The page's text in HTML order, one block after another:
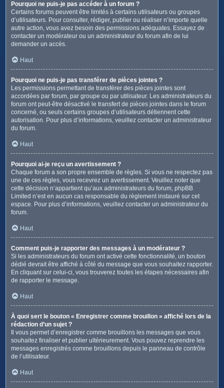
Pourquoi ne puis-je pas accéder à un forum ?
Certains forums peuvent être limités à certains utilisateurs ou groupes
d’utilisateurs. Pour consulter, rédiger, publier ou réaliser n’importe quelle
autre action, vous avez besoin des permissions adéquates. Essayez de
contacter un modérateur ou un administrateur du forum afin de lui
demander un accès.
Haut
Pourquoi ne puis-je pas transférer de pièces jointes ?
Les permissions permettant de transférer des pièces jointes sont
accordées par forum, par groupe ou par utilisateur. Les administrateurs du
forum ont peut-être désactivé le transfert de pièces jointes dans le forum
concerné, ou seuls certains groupes d’utilisateurs détiennent cette
autorisation. Pour plus d’informations, veuillez contacter un administrateur
du forum.
Haut
Pourquoi ai-je reçu un avertissement ?
Chaque forum a son propre ensemble de règles. Si vous ne respectez pas
une de ces règles, vous recevrez un avertissement. Veuillez noter que
cette décision n’appartient qu’aux administrateurs du forum, phpBB
Limited n’est en aucun cas responsable du règlement instauré sur cet
espace. Pour plus d’informations, veuillez contacter un administrateur du
forum.
Haut
Comment puis-je rapporter des messages à un modérateur ?
Si les administrateurs du forum ont activé cette fonctionnalité, un bouton
dédié devrait être affiché à côté du message que vous souhaitez rapporter.
En cliquant sur celui-ci, vous trouverez toutes les étapes nécessaires afin
de rapporter le message.
Haut
À quoi sert le bouton « Enregistrer comme brouillon » affiché lors de la
rédaction d’un sujet ?
Il vous permet d’enregistrer comme brouillons les messages que vous
souhaitez finaliser et publier ultérieurement. Vous pouvez reprendre les
messages enregistrés comme brouillons depuis le panneau de contrôle
de l’utilisateur.
Haut